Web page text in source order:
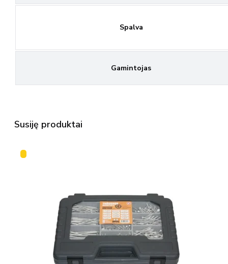
Spalva
Gamintojas
Susiję produktai